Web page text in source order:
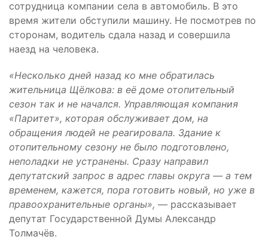
сотрудница компании села в автомобиль. В это
время жители обступили машину. Не посмотрев по
сторонам, водитель сдала назад и совершила
наезд на человека.
«Несколько дней назад ко мне обратилась
жительница Щёлкова: в её доме отопительный
сезон так и не начался. Управляющая компания
«Паритет», которая обслуживает дом, на
обращения людей не реагировала. Здание к
отопительному сезону не было подготовлено,
неполадки не устранены. Сразу направил
депутатский запрос в адрес главы округа — а тем
временем, кажется, пора готовить новый, но уже в
правоохранительные органы», — рассказывает
депутат Государственной Думы Александр
Толмачëв.